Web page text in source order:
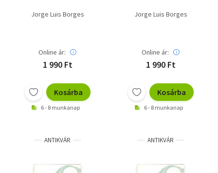
Természettudomány
Jorge Luis Borges
Online ár:
1 990 Ft
Kosárba
6 - 8 munkanap
Jorge Luis Borges
Online ár:
1 990 Ft
Kosárba
6 - 8 munkanap
ANTIKVÁR ANTIKVÁR